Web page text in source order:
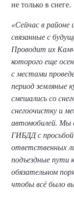
не только в снеге.
«Сейчас в
связанные с
Проводит их
которого еще
с местами
период земляные
смешались со
снегоочистку и
автомобилей. Мы
ГИБДД с
ответственных
подъездные
обязательном
чтобы всё было